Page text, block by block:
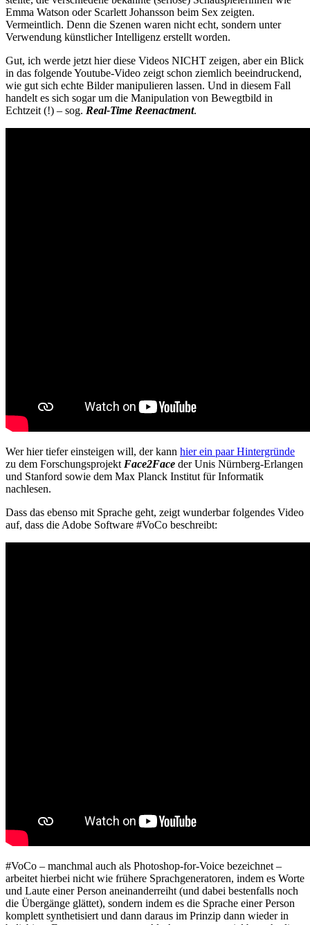
Emma Watson oder Scarlett Johansson beim Sex zeigten.
Vermeintlich. Denn die Szenen waren nicht echt, sondern unter
Verwendung künstlicher Intelligenz erstellt worden.
Gut, ich werde jetzt hier diese Videos NICHT zeigen, aber ein Blick
in das folgende Youtube-Video zeigt schon ziemlich beeindruckend,
wie gut sich echte Bilder manipulieren lassen. Und in diesem Fall
handelt es sich sogar um die Manipulation von Bewegtbild in
Echtzeit (!) – sog. Real-Time Reenactment.
Wer hier tiefer einsteigen will, der kann hier ein paar Hintergründe
zu dem Forschungsprojekt Face2Face der Unis Nürnberg-Erlangen
und Stanford sowie dem Max Planck Institut für Informatik
nachlesen.
Dass das ebenso mit Sprache geht, zeigt wunderbar folgendes Video
auf, dass die Adobe Software #VoCo beschreibt:
#VoCo – manchmal auch als Photoshop-for-Voice bezeichnet –
arbeitet hierbei nicht wie frühere Sprachgeneratoren, indem es Worte
und Laute einer Person aneinanderreiht (und dabei bestenfalls noch
die Übergänge glättet), sondern indem es die Sprache einer Person
komplett synthetisiert und dann daraus im Prinzip dann wieder in